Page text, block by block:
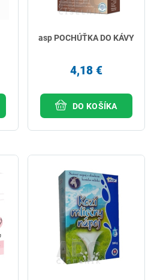
asp POCHÚŤKA DO KÁVY
4,18 €
DO KOŠÍKA